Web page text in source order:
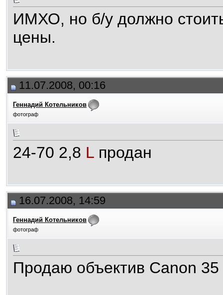
ИМХО, но б/у должно
цены.
11.07.2008, 00:16
Геннадий Котельников
фотограф
24-70 2,8 L продан
16.07.2008, 14:59
Геннадий Котельников
фотограф
Продаю объектив Canon 35